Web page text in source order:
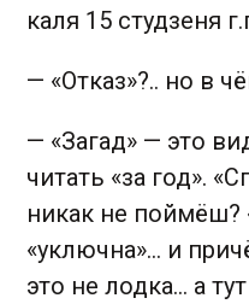
каля 15 студзеня
— «Отказ»?.. но в
— «Загад» — это
читать «за год».
никак не поймёш?
«уключна»... и
это не лодка... а